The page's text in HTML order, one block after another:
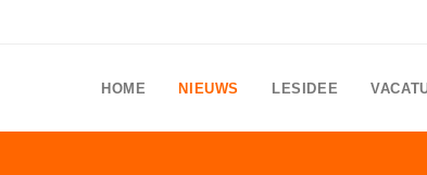
HOME NIEUWS LESIDEE